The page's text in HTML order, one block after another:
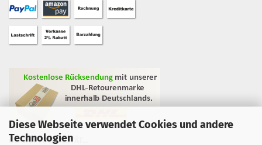
Diese Webseite verwendet Cookies und andere
Technologien
GEPRÜFTE QUALITÄT...